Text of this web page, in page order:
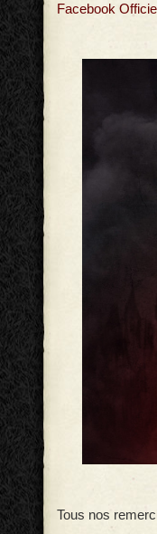
Facebook
Tous nos